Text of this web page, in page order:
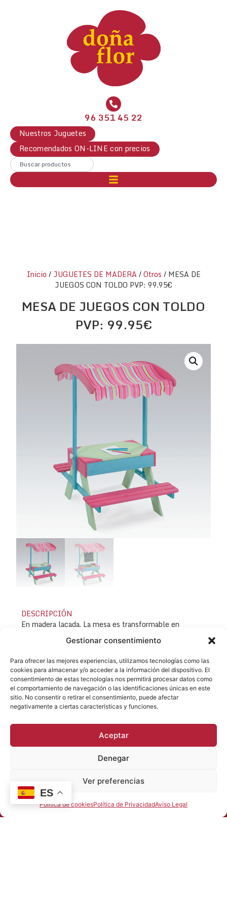
Gestionar consentimiento
Para ofrecer las mejores experiencias, utilizamos tecnologías como las
cookies para almacenar y/o acceder a la información del dispositivo. El
consentimiento de estas tecnologías nos permitirá procesar datos como
el comportamiento de navegación o las identificaciones únicas en este
sitio. No consentir o retirar el consentimiento, puede afectar
negativamente a ciertas características y funciones.
Aceptar
Denegar
Ver preferencias
Política de cookiesPolítica de PrivacidadAviso Legal
Nuestros Juguetes
Recomendados ON-LINE con precios
96 351 45 22
Inicio / JUGUETES DE MADERA /Otros / MESA DE
JUEGOS CON TOLDO PVP: 99.95€
MESA DE JUEGOS CON TOLDO
PVP: 99.95€
DESCRIPCIÓN
En madera lacada. La mesa es transformable en
arenero extrayéndole la tapa que se convierte en
pizarra. Dim.: 70x95x116 cm.
Consulta sobre el producto
ES